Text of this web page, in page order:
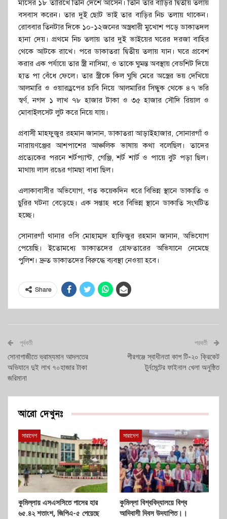
মাসের ১৮ তারিখে তিনি দেশে আসেন। তিনি তার বাড়ির দ্বিতীয় তলায়
বসবাস করেন। তার দুই ছোট ভাই তার বাড়ির নিচ তলায় থাকেন।
রোববার তিনটার দিকে ১০-১২জনের অস্ত্রধারী মুখোশ পড়ে ডাকাতদল
হানা দেয়। প্রথমে নিচ তলায় তার দুই ভাইয়ের ঘরের দরজা বাহির
থেকে আটকে রাখে। পরে ডাকাতরা দ্বিতীয় তলায় যান। ঘরে প্রবেশ
করার এক পর্যায়ে তার স্ত্রী নাসিমা, ও তাকে ঘুমন্ত অবস্থায় বেডশিট দিয়ে
হাত পা বেঁধে ফেলে। তার স্ত্রীকে কিল ঘুষি মেরে অস্ত্রের ভয় দেখিয়ে
আলমারি ও ওয়ারড্রপের চাবি নিয়ে আলমারির সিন্ধুক থেকে ৪৭ ভরি
স্বর্ণ, নগদ ১ লাখ ৭৮ হাজার টাকা ও ৩৫ হাজার সৌদি রিয়াল ও
মোবাইলসেট লুট করে নিয়ে যায়।
প্রবাসী মাহফুজুর রহমান জানান, ডাকাতরা আড়াইহাজার, সোনারগাঁ ও
নারায়ণঞ্জের আশপাশের আঞ্চলিক ভাষায় কথা বলেছিল। তাদের
প্রত্যেকের পরনে শর্টপ্যান্ট, গেঞ্জি, শর্ট শার্ট ও পায়ে বুট পড়া ছিল।
মাথায় লাল রঙের গামছা বাধা ছিল।
এলাকাবাসীর অভিযোগ, গত কয়েকদিন ধরে বিভিন্ন স্থানে ডাকাতি ও
চুরির ঘটনা বেড়েছে। এক সপ্তাহ ধরে বিভিন্ন স্থানে ডাকাতি সংঘটিত
হচ্ছে।
সোনারগাঁ থানার ওসি মোহাম্মদ হাফিজুর রহমান জানান, অভিযোগ
পেয়েছি। ইতোমধ্যে ডাকাতদের গ্রেফতারের অভিযানে নেমেছে
পুলিশ। দ্রুত ডাকাতদের বিরুদ্ধে ব্যবস্থা নেওয়া হবে।
Share
পূর্ববর্তী
সোনাগাজীতে ভ্রাম্যমান আদলতের
অভিযানে দুই লাখ ৭০হাজার টাকা
জরিমানা
পরবর্তী
পীরগঞ্জে স্বাধীনতা কাপ টি-২০ ক্রিকেট
টুর্নমেন্টের ফাইনাল খেলা অনুষ্ঠিত
আরো দেখুনঃ
সারাদেশ
কুমিল্লায় এসএসসিতে পাসের হার
৬৫.৪২ শতাংশ, জিপিএ-৫ পেয়েছে
সারাদেশ
কুমিল্লা বিশ্ববিদ্যালয়ে বিশ্ব
আদিবাসী দিবস উদযাপিত।।